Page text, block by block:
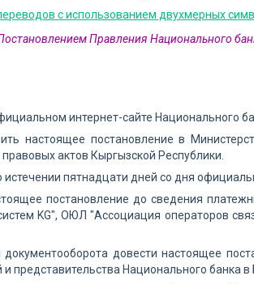
с использованием двухмерных
Правления Национального
интернет-сайте Национального
настоящее постановление в
актов Кыргызской Республики.
пятнадцати дней со дня
постановление до сведения
KG", ОЮЛ "Ассоциация операторов
довести настоящее
представительства Национального банка в